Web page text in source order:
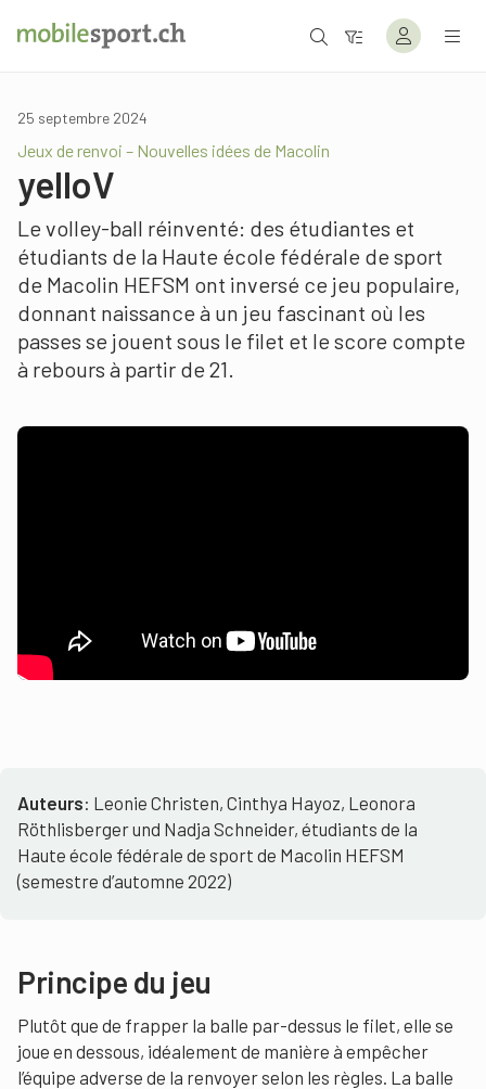
25 septembre 2024
Jeux de renvoi – Nouvelles idées de Macolin
yelloV
Le volley-ball réinventé: des étudiantes et
étudiants de la Haute école fédérale de sport
de Macolin HEFSM ont inversé ce jeu populaire,
donnant naissance à un jeu fascinant où les
passes se jouent sous le filet et le score compte
à rebours à partir de 21.
Auteurs: Leonie Christen, Cinthya Hayoz, Leonora
Röthlisberger und Nadja Schneider, étudiants de la
Haute école fédérale de sport de Macolin HEFSM
(semestre d’automne 2022)
Principe du jeu
Plutôt que de frapper la balle par-dessus le filet, elle se
joue en dessous, idéalement de manière à empêcher
l’équipe adverse de la renvoyer selon les règles. La balle